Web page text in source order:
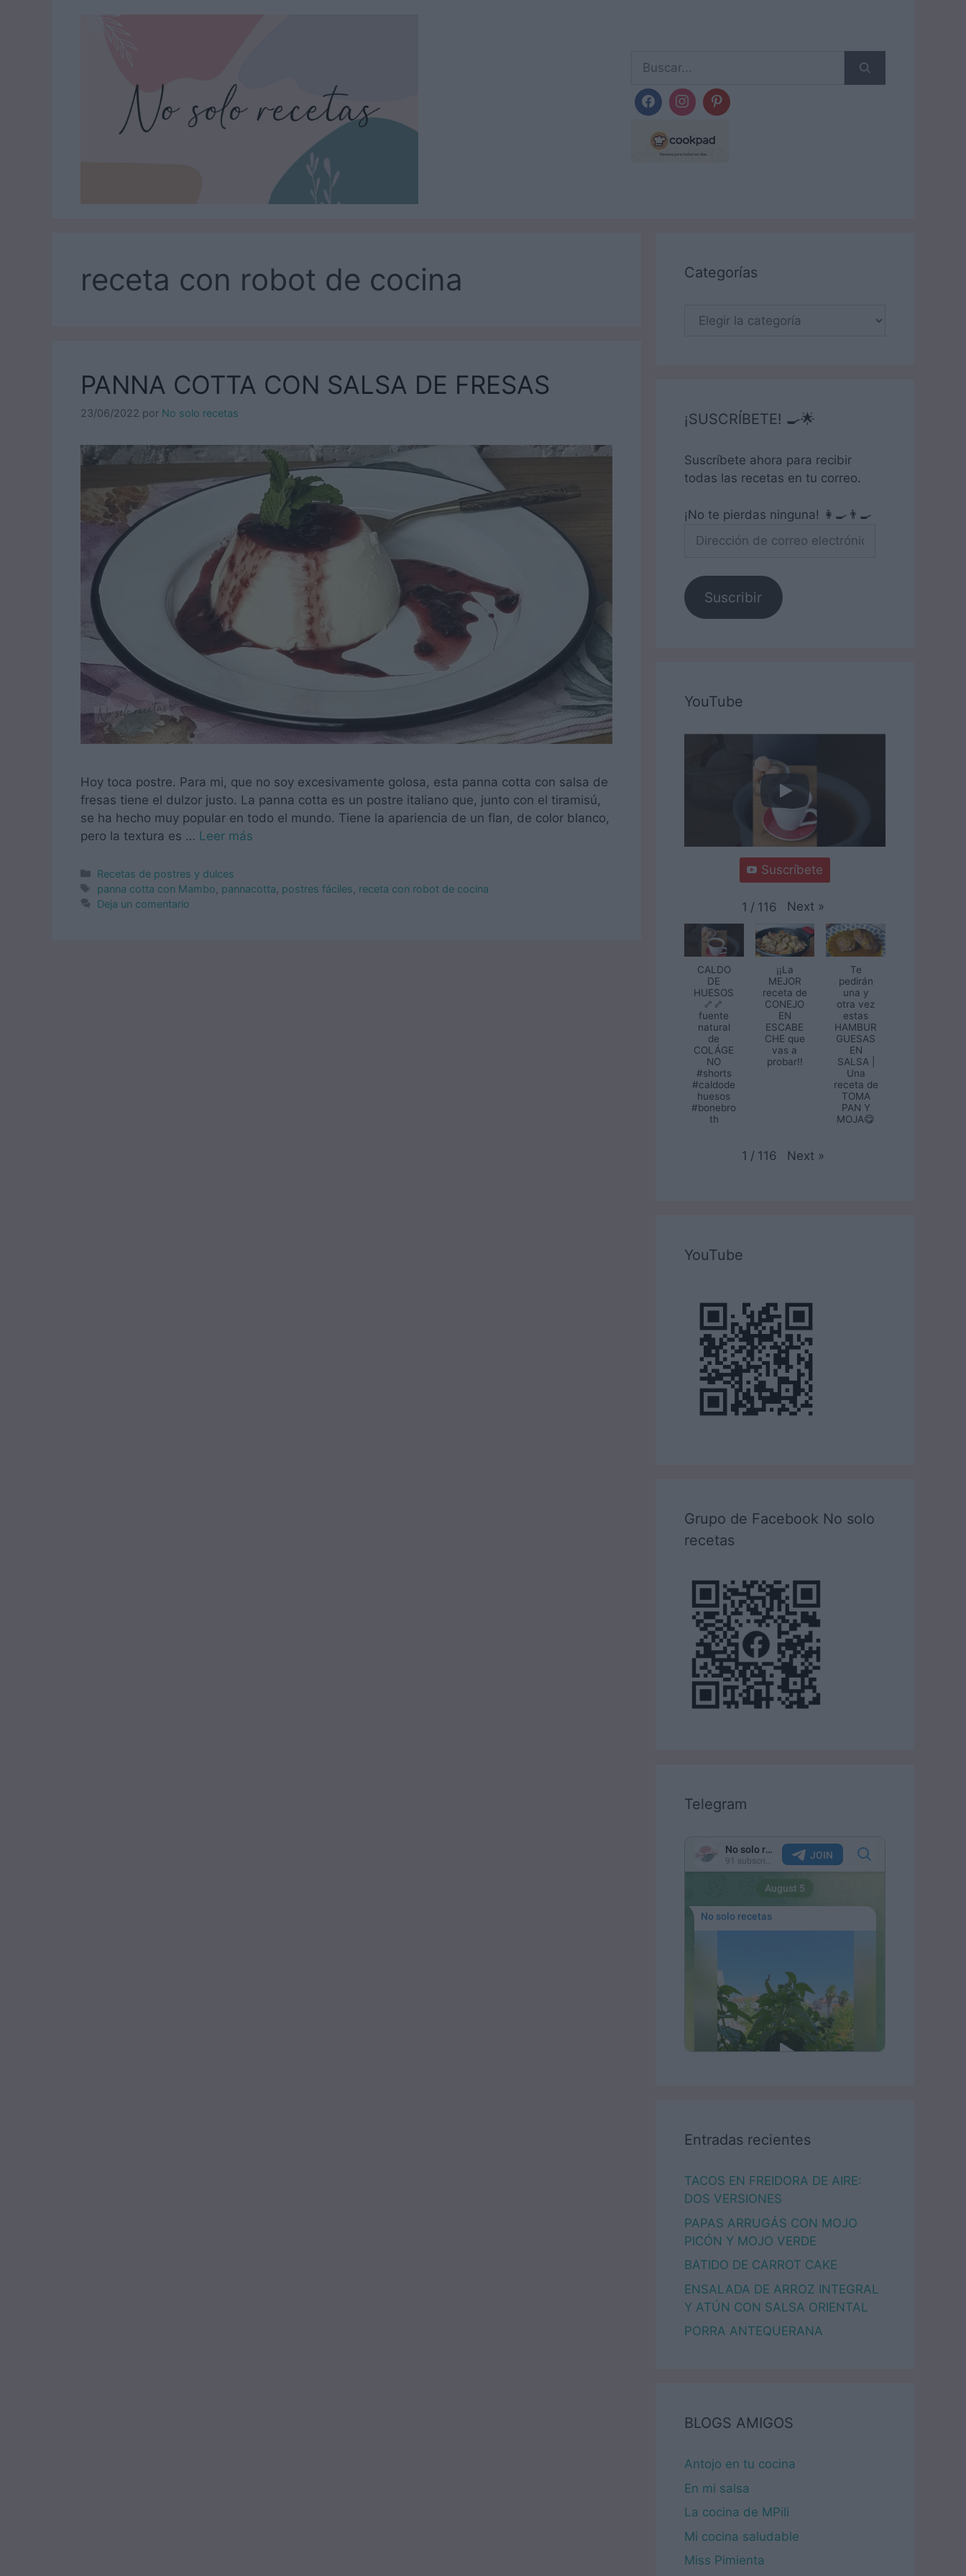
receta con robot de cocina
PANNA COTTA CON SALSA DE FRESAS
23/06/2022 por No solo recetas
Hoy toca postre. Para mi, que no soy excesivamente golosa, esta panna cotta con salsa de
fresas tiene el dulzor justo. La panna cotta es un postre italiano que, junto con el tiramisú,
se ha hecho muy popular en todo el mundo. Tiene la apariencia de un flan, de color blanco,
pero la textura es … Leer más
Categorías
Recetas de postres y dulces
Etiquetas
panna cotta con Mambo pannacotta postres fáciles receta con robot de cocina
Deja un comentario
Categorías
Categorías
¡SUSCRÍBETE! 🍳🌟
Suscríbete ahora para recibir
todas las recetas en tu correo.
¡No te pierdas ninguna! 👩‍🍳👨‍🍳
de
electrónico
Suscribir
YouTube
Suscríbete
1 / 116 Next »
CALDO
DE
HUESOS
🦴🦴
fuente
natural
de
COLÁGE
NO
#shorts
#caldode
huesos
#bonebro
th
¡¡La
MEJOR
receta de
CONEJO
EN
ESCABE
CHE que
vas a
probar!!
Te
pedirán
una y
otra vez
estas
HAMBUR
GUESAS
EN
SALSA |
Una
receta de
TOMA
PAN Y
MOJA😋
1 / 116 Next »
YouTube
Grupo de Facebook No solo
recetas
Telegram
Entradas recientes
TACOS EN FREIDORA DE AIRE:
DOS VERSIONES
PAPAS ARRUGÁS CON MOJO
PICÓN Y MOJO VERDE
BATIDO DE CARROT CAKE
ENSALADA DE ARROZ INTEGRAL
Y ATÚN CON SALSA ORIENTAL
PORRA ANTEQUERANA
BLOGS AMIGOS
Antojo en tu cocina
En mi salsa
La cocina de MPili
Mi cocina saludable
Miss Pimienta